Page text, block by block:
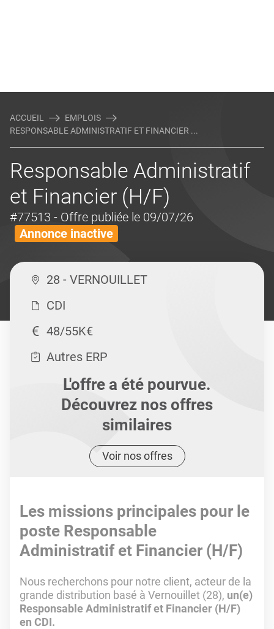
ACCUEIL
EMPLOIS
RESPONSABLE ADMINISTRATIF ET FINANCIER ...
Responsable Administratif
et Financier (H/F)
#77513 - Offre publiée le 09/07/26
Annonce inactive
28 - VERNOUILLET
CDI
48/55K€
Autres ERP
L'offre a été pourvue.
Découvrez nos offres
similaires
Voir nos offres
Les missions principales pour le
poste Responsable
Administratif et Financier (H/F)
Nous recherchons pour notre client, acteur de la
grande distribution basé à Vernouillet (28), un(e)
Responsable Administratif et Financier (H/F)
en CDI.